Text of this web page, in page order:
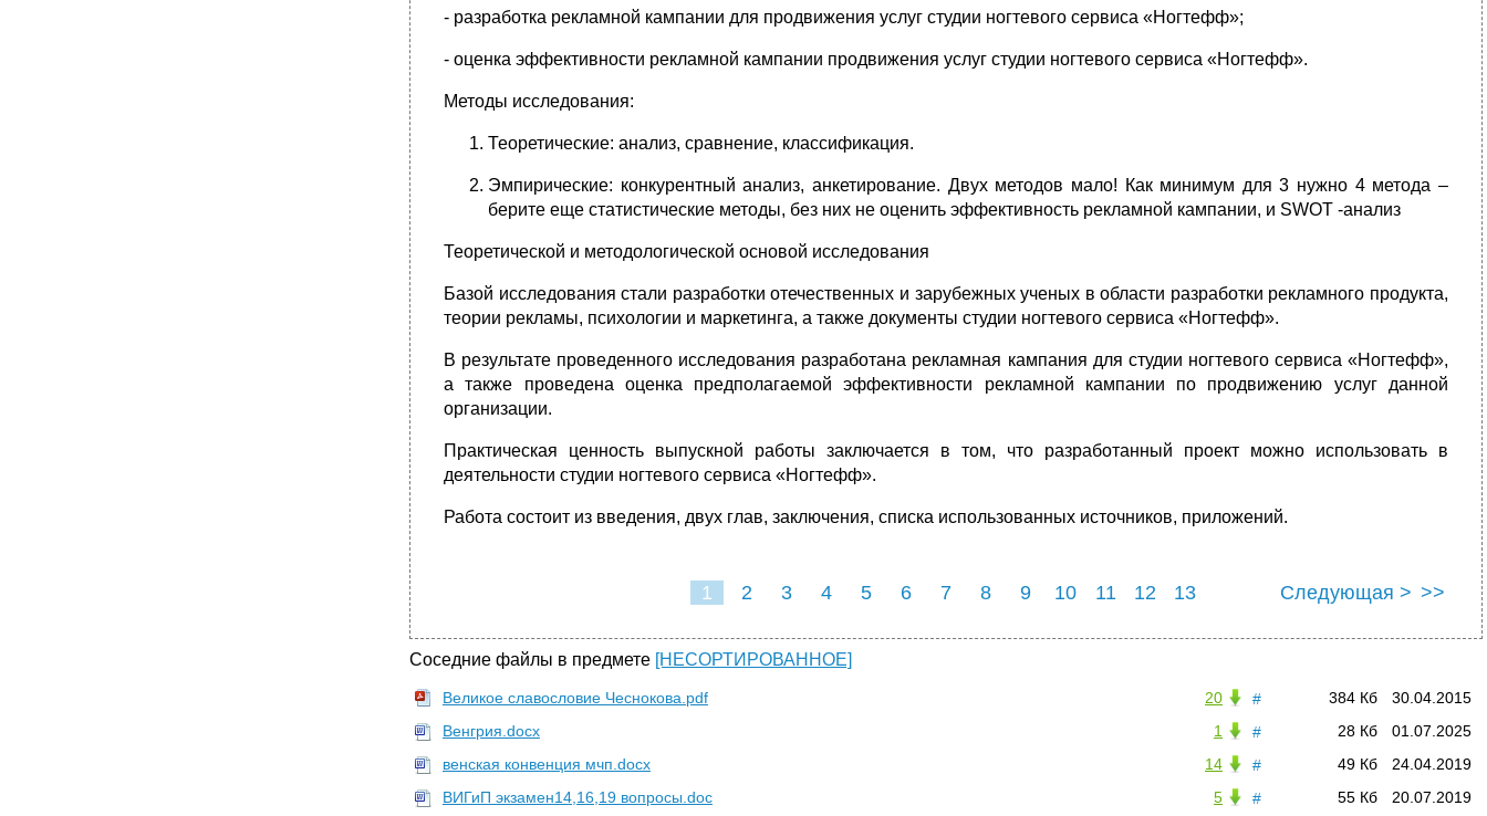
- разработка рекламной кампании для продвижения услуг студии ногтевого сервиса «Ногтефф»;
- оценка эффективности рекламной кампании продвижения услуг студии ногтевого сервиса «Ногтефф».
Методы исследования:
Теоретические: анализ, сравнение, классификация.
Эмпирические: конкурентный анализ, анкетирование. Двух методов мало! Как минимум для 3 нужно 4 метода –
берите еще статистические методы, без них не оценить эффективность рекламной кампании, и SWOT -анализ
Теоретической и методологической основой исследования
Базой исследования стали разработки отечественных и зарубежных ученых в области разработки рекламного продукта,
теории рекламы, психологии и маркетинга, а также документы студии ногтевого сервиса «Ногтефф».
В результате проведенного исследования разработана рекламная кампания для студии ногтевого сервиса «Ногтефф»,
а также проведена оценка предполагаемой эффективности рекламной кампании по продвижению услуг данной
организации.
Практическая ценность выпускной работы заключается в том, что разработанный проект можно использовать в
деятельности студии ногтевого сервиса «Ногтефф».
Работа состоит из введения, двух глав, заключения, списка использованных источников, приложений.
1 2 3 4 5 6 7 8 9 10 11 12 13 Следующая > >>
Соседние файлы в предмете [НЕСОРТИРОВАННОЕ]
# 30.04.2015
384 Кб
20
Великое славословие Чеснокова.pdf
#
01.07.2025
28 Кб
1
Венгрия.docx
#
24.04.2019
49 Кб
14
венская конвенция мчп.docx
#
20.07.2019
55 Кб
5
ВИГиП экзамен14,16,19 вопросы.doc